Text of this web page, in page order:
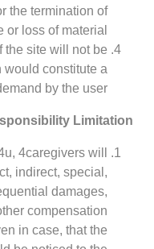
the termination of
loss of material.
the site will not be
constitute a
by the user.
Limitation
4caregivers will
indirect, special,
damages,
compensation
in case, that the